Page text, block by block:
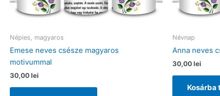
Népies, magyaros
Emese neves csésze magyaros
motivummal
30,00lei
Névnap
Anna neves
30,00lei
Kosárba